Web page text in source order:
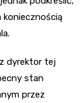
dyrektor tej
stan
przez